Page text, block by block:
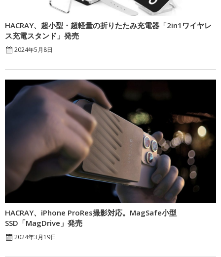
HACRAY、超小型・超軽量の折りたたみ充電器「2in1ワイヤレ
ス充電スタンド」発売
2024年5月8日
HACRAY、iPhone ProRes撮影対応。MagSafe小型
SSD「MagDrive」発売
2024年3月19日